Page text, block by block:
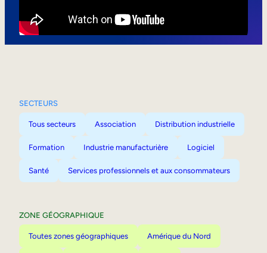
SECTEURS
Tous secteurs Association Distribution industrielle
Formation Industrie manufacturière Logiciel
Santé Services professionnels et aux consommateurs
ZONE GÉOGRAPHIQUE
Toutes zones géographiques Amérique du Nord